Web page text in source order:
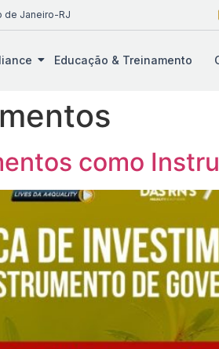
de Janeiro-RJ
Educação & Treinamento
como